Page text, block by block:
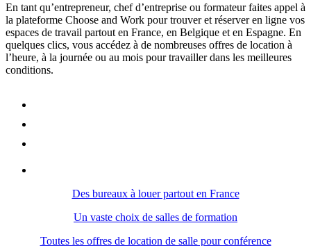
En tant qu’entrepreneur, chef d’entreprise ou formateur faites appel à
la plateforme Choose and Work pour trouver et réserver en ligne vos
espaces de travail partout en France, en Belgique et en Espagne. En
quelques clics, vous accédez à de nombreuses offres de location à
l’heure, à la journée ou au mois pour travailler dans les meilleures
conditions.
Des bureaux à louer partout en France
Un vaste choix de salles de formation
Toutes les offres de location de salle pour conférence